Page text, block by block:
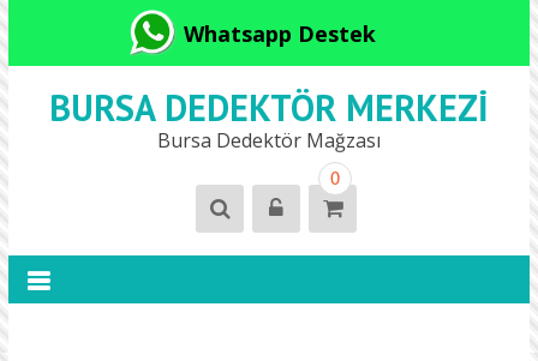
Whatsapp Destek
BURSA DEDEKTÖR MERKEZI
Bursa Dedektör Mağzası
0